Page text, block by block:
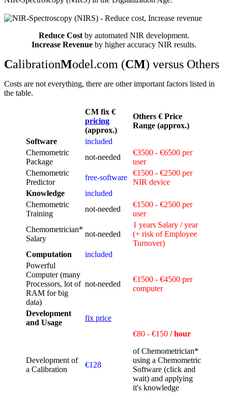
Reduce Cost by automated NIR development.
Increase Revenue by higher accuracy NIR results.
CalibrationModel.com (CM) versus Others
Costs are not everything, there are other important factors listed in
the table.
CM fix €
pricing
(approx.)
Others € Price
Range (approx.)
Software
included
Chemometric
Package
not‑needed
€3500 - €6500 per
user
Chemometric
Predictor
free‑software
€1500 - €2500 per
NIR device
Knowledge
included
Chemometric
Training
not‑needed
€1500 - €2500 per
user
Chemometrician*
Salary
not‑needed
1 years Salary / year
(+ risk of Employee
Turnover)
Computation
included
Powerful
Computer (many
Processors, lot of
RAM for big
data)
not‑needed
€1500 - €4500 per
computer
Development
and Usage
fix price
Development of
a Calibration
€128
€80 - €150 / hour
of Chemometrician*
using a Chemometric
Software (click and
wait) and applying
it's knowledge